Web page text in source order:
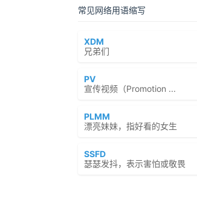
常见网络用语缩写
XDM
兄弟们
PV
宣传视频（Promotion ...
PLMM
漂亮妹妹，指好看的女生
SSFD
瑟瑟发抖，表示害怕或敬畏